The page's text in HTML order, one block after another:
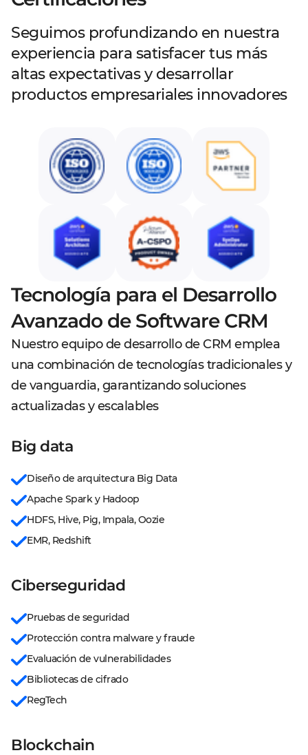
Seguimos profundizando en nuestra
experiencia para satisfacer tus más
altas expectativas y desarrollar
productos empresariales innovadores
Tecnología para el Desarrollo
Avanzado de Software CRM
Nuestro equipo de desarrollo de CRM emplea
una combinación de tecnologías tradicionales y
de vanguardia, garantizando soluciones
actualizadas y escalables
Big data
Diseño de arquitectura Big Data
Apache Spark y Hadoop
HDFS, Hive, Pig, Impala, Oozie
EMR, Redshift
Ciberseguridad
Pruebas de seguridad
Protección contra malware y fraude
Evaluación de vulnerabilidades
Bibliotecas de cifrado
RegTech
Blockchain